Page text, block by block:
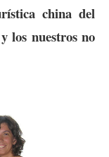
china del
los nuestros no